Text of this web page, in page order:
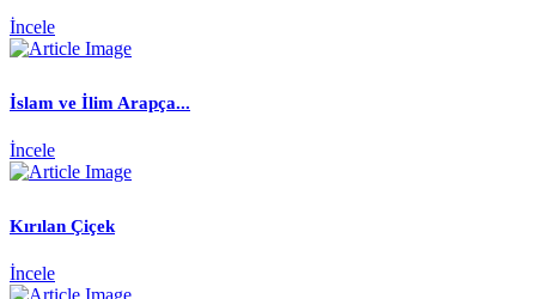
İncele
İslam ve İlim Arapça...
İncele
Kırılan Çiçek
İncele